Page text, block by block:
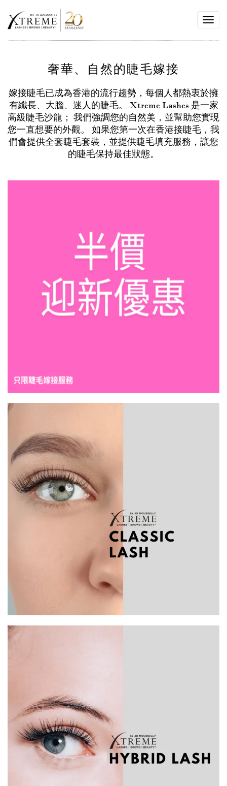
奢華、自然的睫毛嫁接
嫁接睫毛已成為香港的流行趨勢，每個人都熱衷於擁
有纖長、大膽、迷人的睫毛。 Xtreme Lashes 是一家
高級睫毛沙龍； 我們強調您的自然美，並幫助您實現
您一直想要的外觀。 如果您第一次在香港接睫毛，我
們會提供全套睫毛套裝，並提供睫毛填充服務，讓您
的睫毛保持最佳狀態。